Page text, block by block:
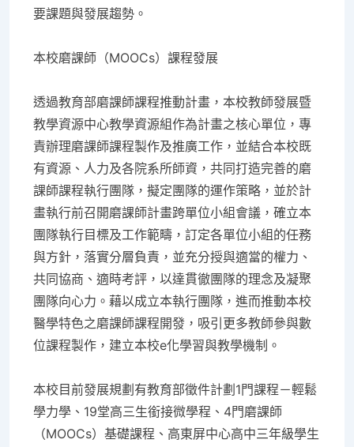
要課題與發展趨勢。
本校磨課師（MOOCs）課程發展
透過教育部磨課師課程推動計畫，本校教師發展暨
教學資源中心教學資源組作為計畫之核心單位，專
責辦理磨課師課程製作及推廣工作，並結合本校既
有資源、人力及各院系所師資，共同打造完善的磨
課師課程執行團隊，擬定團隊的運作策略，並於計
畫執行前召開磨課師計畫跨單位小組會議，確立本
團隊執行目標及工作範疇，訂定各單位小組的任務
與方針，落實分層負責，並充分授與適當的權力、
共同協商、適時考評，以達貫徹團隊的理念及凝聚
團隊向心力。藉以成立本執行團隊，進而推動本校
醫學特色之磨課師課程開發，吸引更多教師參與數
位課程製作，建立本校e化學習與教學機制。
本校目前發展規劃有教育部徵件計劃1門課程－輕鬆
學力學、19堂高三生銜接微學程、4門磨課師
（MOOCs）基礎課程、高東屏中心高中三年級學生